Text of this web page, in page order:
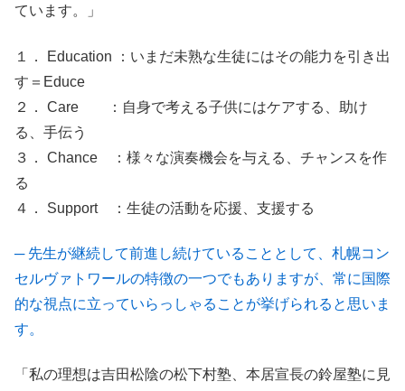
ています。」
１． Education ：いまだ未熟な生徒にはその能力を引き出
す＝Educe
２． Care ：自身で考える子供にはケアする、助け
る、手伝う
３． Chance ：様々な演奏機会を与える、チャンスを作
る
４． Support ：生徒の活動を応援、支援する
─ 先生が継続して前進し続けていることとして、札幌コン
セルヴァトワールの特徴の一つでもありますが、常に国際
的な視点に立っていらっしゃることが挙げられると思いま
す。
「私の理想は吉田松陰の松下村塾、本居宣長の鈴屋塾に見